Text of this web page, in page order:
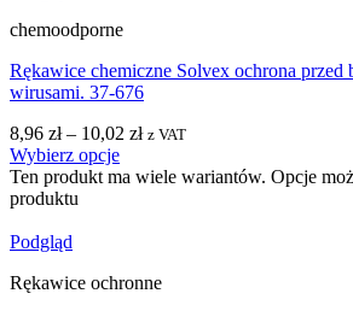
chemoodporne
Rękawice chemiczne Solvex ochrona przed
wirusami. 37-676
8,96 zł– 10,02 zł z VAT
Wybierz opcje
Ten produkt ma wiele wariantów. Opcje
produktu
Podgląd
Rękawice ochronne